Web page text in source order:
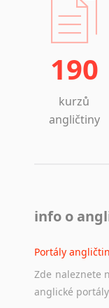
190
kurzů
angličtiny
info o
Portály
Zde naleznete
anglické portály